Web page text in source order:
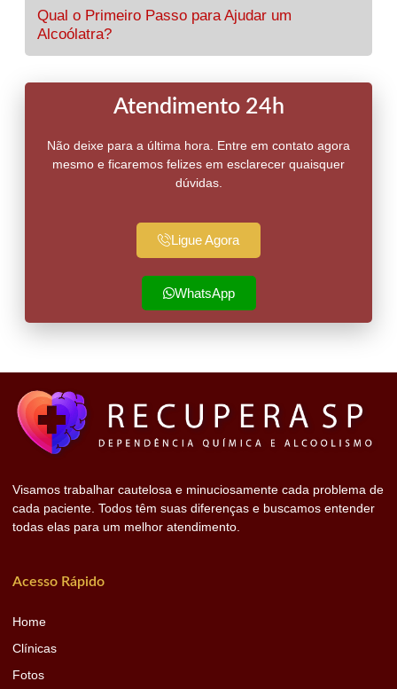
Qual o Primeiro Passo para Ajudar um
Alcoólatra?
Atendimento 24h
Não deixe para a última hora. Entre em contato agora
mesmo e ficaremos felizes em esclarecer quaisquer
dúvidas.
Ligue Agora
WhatsApp
Visamos trabalhar cautelosa e minuciosamente cada problema de
cada paciente. Todos têm suas diferenças e buscamos entender
todas elas para um melhor atendimento.
Acesso Rápido
Home
Clínicas
Fotos